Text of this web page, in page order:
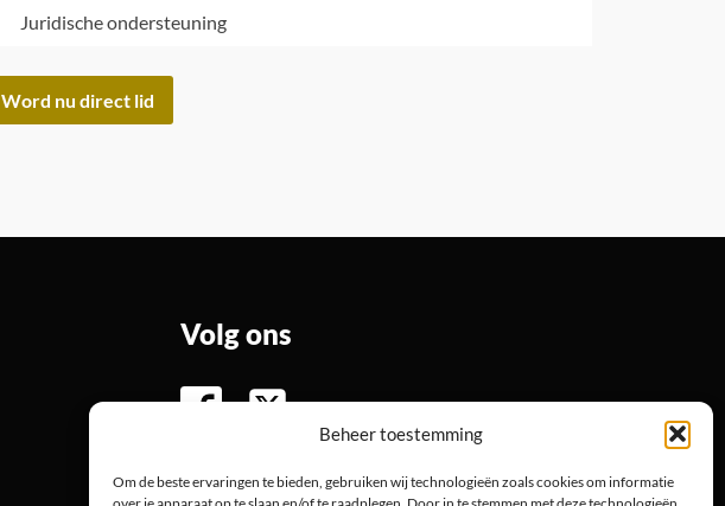
Beheer toestemming
Om de beste ervaringen te bieden, gebruiken wij technologieën zoals cookies om informatie
Juridische ondersteuning
Word nu direct lid
Volg ons